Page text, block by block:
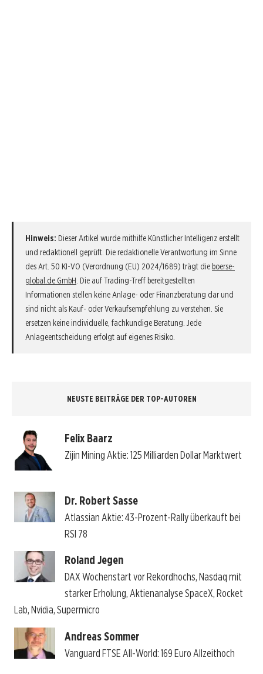
Hinweis: Dieser Artikel wurde mithilfe Künstlicher Intelligenz erstellt
und redaktionell geprüft. Die redaktionelle Verantwortung im Sinne
des Art. 50 KI-VO (Verordnung (EU) 2024/1689) trägt die boerse-
global.de GmbH . Die auf Trading-Treff bereitgestellten
Informationen stellen keine Anlage- oder Finanzberatung dar und
sind nicht als Kauf- oder Verkaufsempfehlung zu verstehen. Sie
ersetzen keine individuelle, fachkundige Beratung. Jede
Anlageentscheidung erfolgt auf eigenes Risiko.
NEUSTE BEITRÄGE DER TOP-AUTOREN
Felix Baarz
Zijin Mining Aktie: 125 Milliarden Dollar Marktwert
Dr. Robert Sasse
Atlassian Aktie: 43-Prozent-Rally überkauft bei
RSI 78
Roland Jegen
DAX Wochenstart vor Rekordhochs, Nasdaq mit
starker Erholung, Aktienanalyse SpaceX, Rocket
Lab, Nvidia, Supermicro
Andreas Sommer
Vanguard FTSE All-World: 169 Euro Allzeithoch